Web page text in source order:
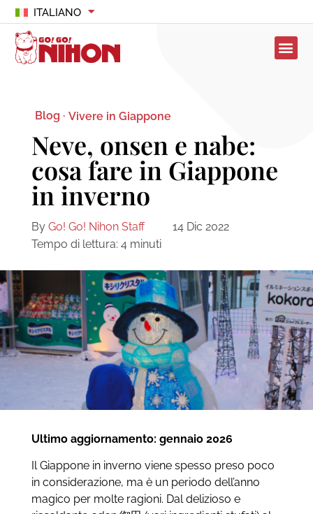
ITALIANO
Blog · Vivere in Giappone
Neve, onsen e nabe:
cosa fare in Giappone
in inverno
By Go! Go! Nihon Staff
14 Dic 2022
Tempo di lettura: 4 minuti
Ultimo aggiornamento: gennaio 2026
Il Giappone in inverno viene spesso preso poco
in considerazione, ma è un periodo dell’anno
magico per molte ragioni. Dal delizioso e